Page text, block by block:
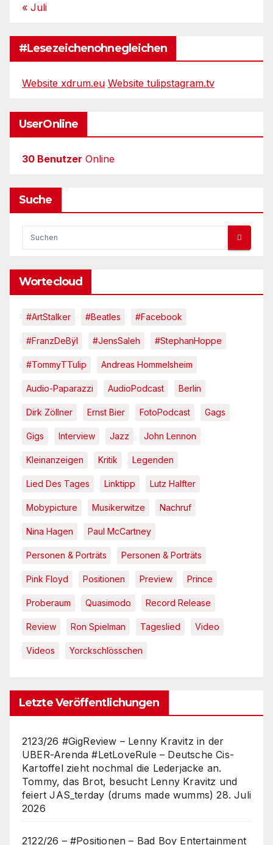
« Juli
#Lesezeichenohnegleichen
Website xdrum.eu Website tulipstagram.tv
UserOnline
30 Benutzer Online
Suche
Wortecloud
#ArtStalker #Beatles #Facebook
#FranzDeBÿl #JensSaleh #StephanHoppe
#TommyTTulip Andreas Hommelsheim
Audio-Paparazzi AudioPodcast Berlin
Dirk Zöllner Ernst Bier FotoPodcast Gags
Gigs Interview Jazz John Lennon
Kleinanzeigen Kritik Legenden
Lied Des Tages Linktipp Lutz Halfter
Mobypicture Musikerwitze Nachruf
Nina Hagen Paul McCartney
Personen & Porträts Personen & Porträts
Pink Floyd Positionen Preview Prince
Proberaum Quasimodo Record Release
Review Ron Spielman Tageslied Video
Videos Yorckschlösschen
Letzte Veröffentlichungen
2123/26 #GigReview – Lenny Kravitz in der
UBER-Arenda #LetLoveRule – Deutsche Cis-
Kartoffel zieht nochmal die Lederjacke an.
Tommy, das Brot, besucht Lenny Kravitz und
feiert JAS_terday (drums made wumms) 28. Juli
2026
2122/26 – #Positionen – Bad Boy Entertainment